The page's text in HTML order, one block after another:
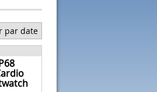
par date